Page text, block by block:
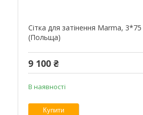
Сітка для затінення Marma,
(Польща)
9 100 ₴
В наявності
Купити